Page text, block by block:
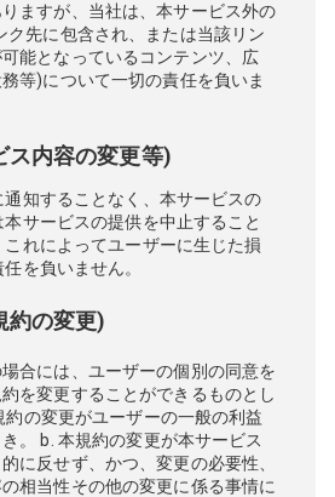
ますが、当社は、本サービス外の
ク先に包含され、または当該リン
能となっているコンテンツ、広
等)について一切の責任を負いま
ス内容の変更等)
知することなく、本サービスの
サービスの提供を中止すること
れによってユーザーに生じた損
を負いません。
約の変更)
合には、ユーザーの個別の同意を
を変更することができるものとし
約の変更がユーザーの一般の利益
。 b. 本規約の変更が本サービス
に反せず、かつ、変更の必要性、
相当性その他の変更に係る事情に